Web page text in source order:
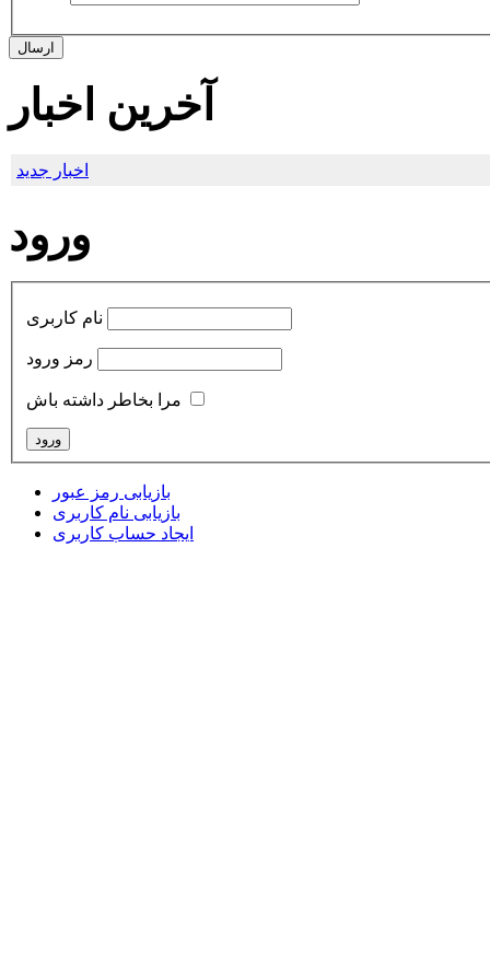
ارسال
آخرین اخبار
اخبار جدید
ورود
نام کاربری
رمز ورود
مرا بخاطر داشته باش
بازیابی رمز عبور
بازیابی نام کاربری
ایجاد حساب کاربری